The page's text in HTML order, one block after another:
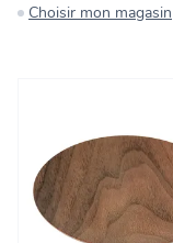
Choisir mon magasin